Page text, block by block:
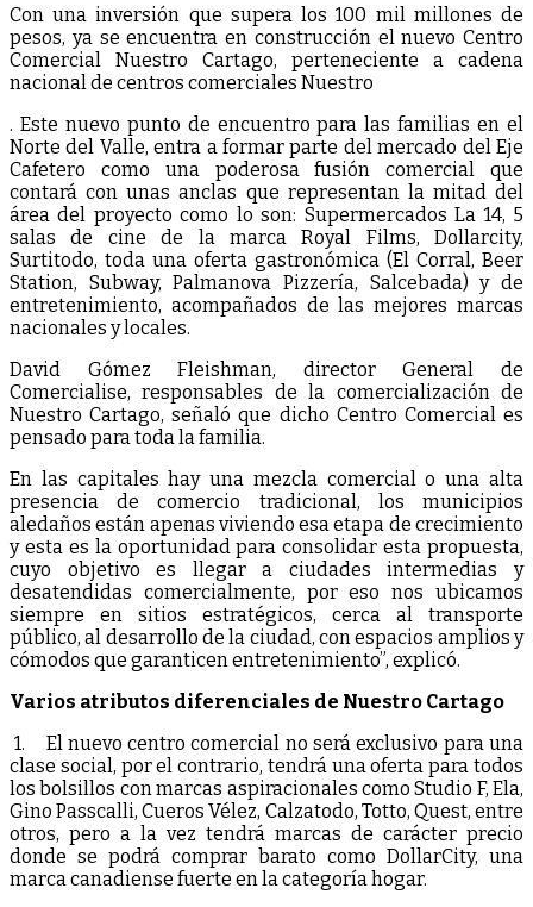
Con una inversión que supera los 100 mil millones de
pesos, ya se encuentra en construcción el nuevo Centro
Comercial Nuestro Cartago, perteneciente a cadena
nacional de centros comerciales Nuestro
. Este nuevo punto de encuentro para las familias en el
Norte del Valle, entra a formar parte del mercado del Eje
Cafetero como una poderosa fusión comercial que
contará con unas anclas que representan la mitad del
área del proyecto como lo son: Supermercados La 14, 5
salas de cine de la marca Royal Films, Dollarcity,
Surtitodo, toda una oferta gastronómica (El Corral, Beer
Station, Subway, Palmanova Pizzería, Salcebada) y de
entretenimiento, acompañados de las mejores marcas
nacionales y locales.
David Gómez Fleishman, director General de
Comercialise, responsables de la comercialización de
Nuestro Cartago, señaló que dicho Centro Comercial es
pensado para toda la familia.
En las capitales hay una mezcla comercial o una alta
presencia de comercio tradicional, los municipios
aledaños están apenas viviendo esa etapa de crecimiento
y esta es la oportunidad para consolidar esta propuesta,
cuyo objetivo es llegar a ciudades intermedias y
desatendidas comercialmente, por eso nos ubicamos
siempre en sitios estratégicos, cerca al transporte
público, al desarrollo de la ciudad, con espacios amplios y
cómodos que garanticen entretenimiento”, explicó.
Varios atributos diferenciales de Nuestro Cartago
1. El nuevo centro comercial no será exclusivo para una
clase social, por el contrario, tendrá una oferta para todos
los bolsillos con marcas aspiracionales como Studio F, Ela,
Gino Passcalli, Cueros Vélez, Calzatodo, Totto, Quest, entre
otros, pero a la vez tendrá marcas de carácter precio
donde se podrá comprar barato como DollarCity, una
marca canadiense fuerte en la categoría hogar.